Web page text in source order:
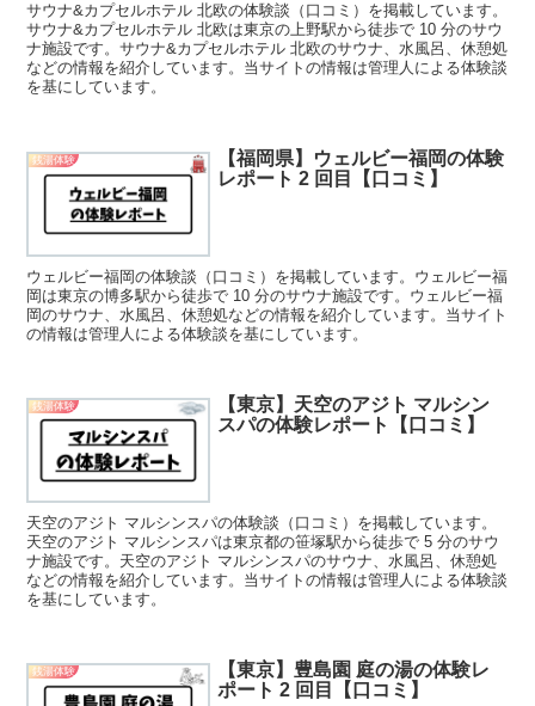
サウナ&カプセルホテル 北欧の体験談（口コミ）を掲載しています。
サウナ&カプセルホテル 北欧は東京の上野駅から徒歩で 10 分のサウ
ナ施設です。サウナ&カプセルホテル 北欧のサウナ、水風呂、休憩処
などの情報を紹介しています。当サイトの情報は管理人による体験談
を基にしています。
銭湯体験
【福岡県】ウェルビー福岡の体験
レポート 2 回目【口コミ】
ウェルビー福岡の体験談（口コミ）を掲載しています。ウェルビー福
岡は東京の博多駅から徒歩で 10 分のサウナ施設です。ウェルビー福
岡のサウナ、水風呂、休憩処などの情報を紹介しています。当サイト
の情報は管理人による体験談を基にしています。
銭湯体験
【東京】天空のアジト マルシン
スパの体験レポート【口コミ】
天空のアジト マルシンスパの体験談（口コミ）を掲載しています。
天空のアジト マルシンスパは東京都の笹塚駅から徒歩で 5 分のサウ
ナ施設です。天空のアジト マルシンスパのサウナ、水風呂、休憩処
などの情報を紹介しています。当サイトの情報は管理人による体験談
を基にしています。
銭湯体験
【東京】豊島園 庭の湯の体験レ
ポート 2 回目【口コミ】